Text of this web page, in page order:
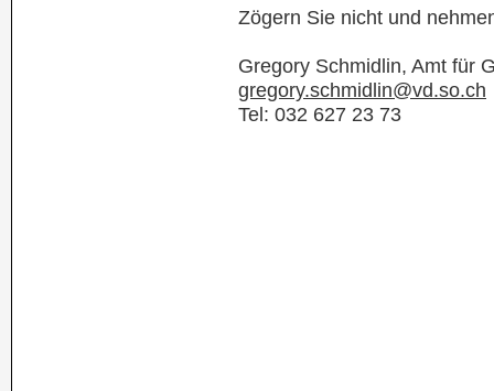
Zögern Sie nicht und
Gregory Schmidlin, Amt für
gregory.schmidlin@vd.so.ch
Tel: 032 627 23 73